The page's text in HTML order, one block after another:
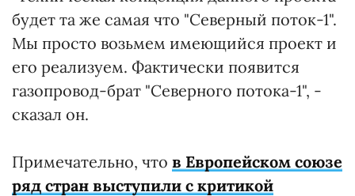
будет та же самая что "Северный поток-1".
Мы просто возьмем имеющийся проект и
его реализуем. Фактически появится
газопровод-брат "Северного потока-1", -
сказал он.
Примечательно, что в Европейском союзе
ряд стран выступили с критикой